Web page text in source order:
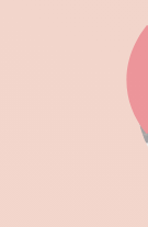
Amenucourt